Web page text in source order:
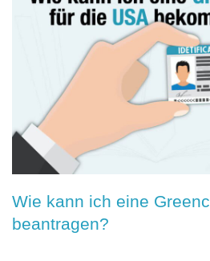
Wie kann ich eine
beantragen?